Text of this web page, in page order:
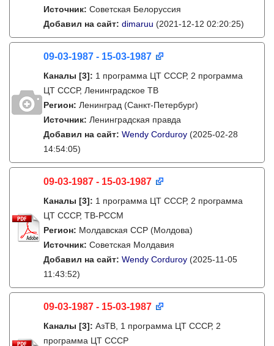
Источник: Советская Белоруссия
Добавил на сайт: dimaruu (2021-12-12 02:20:25)
09-03-1987 - 15-03-1987
Каналы [3]: 1 программа ЦТ СССР, 2 программа
ЦТ СССР, Ленинградское ТВ
Регион: Ленинград (Санкт-Петербург)
Источник: Ленинградская правда
Добавил на сайт: Wendy Corduroy (2025-02-28
14:54:05)
09-03-1987 - 15-03-1987
Каналы [3]: 1 программа ЦТ СССР, 2 программа
ЦТ СССР, ТВ-РССМ
Регион: Молдавская ССР (Молдова)
Источник: Советская Молдавия
Добавил на сайт: Wendy Corduroy (2025-11-05
11:43:52)
09-03-1987 - 15-03-1987
Каналы [3]: АзТВ, 1 программа ЦТ СССР, 2
программа ЦТ СССР